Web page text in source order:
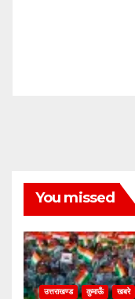
You missed
उत्तराखण्ड कुमाऊँ खबरे